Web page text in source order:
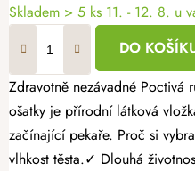
Skladem > 5 ks 11. - 12. 8. u
DO
Zdravotně nezávadné Poctivá ruční práce Ekologický materiál Přírodní ošatka na chleba z neběleného ratanu je nepostradatelným pomocníkem pro každého, kdo si peče domácí chléb a pečivo. Součástí
ošatky je přírodní látková
začínající pekaře. Proč si vybrat ratanovou ošatku na chleba? ✓ Perfektní tvar každého bochníku již během kynutí.✓ Vyrobena z kvalitního chemicky neběleného ratanu.✓ Přírodní materiál pomáhá regulovat
vlhkost těsta.✓ Dlouhá